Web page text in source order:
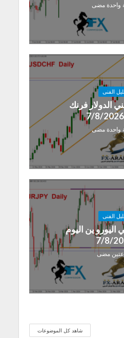
واحدة مضى
الفنى
الدولار فرنك
واحدة مضى
الفنى
اليورو ين اليوم
7/8/
مضى
شاهد كل الموضوعات